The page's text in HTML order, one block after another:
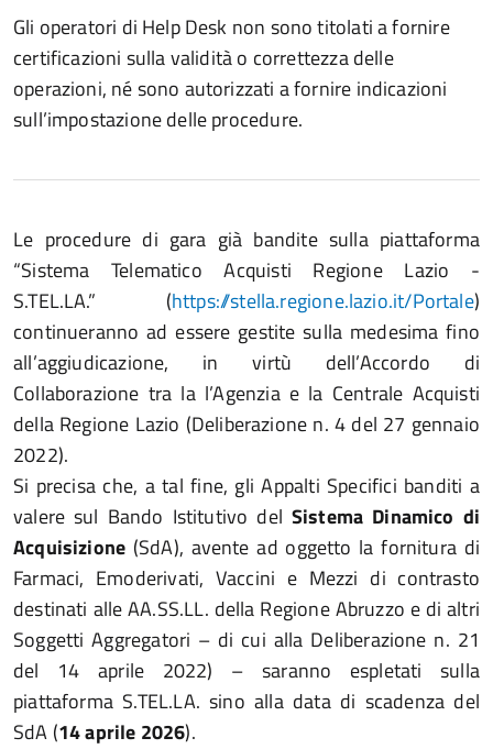
Gli operatori di Help Desk non sono titolati a fornire
certificazioni sulla validità o correttezza delle
operazioni, né sono autorizzati a fornire indicazioni
sull’impostazione delle procedure.
Le procedure di gara già bandite sulla piattaforma
“Sistema Telematico Acquisti Regione Lazio -
S.TEL.LA.” (https://stella.regione.lazio.it/Portale)
continueranno ad essere gestite sulla medesima fino
all’aggiudicazione, in virtù dell’Accordo di
Collaborazione tra la l’Agenzia e la Centrale Acquisti
della Regione Lazio (Deliberazione n. 4 del 27 gennaio
2022).
Si precisa che, a tal fine, gli Appalti Specifici banditi a
valere sul Bando Istitutivo del Sistema Dinamico di
Acquisizione (SdA), avente ad oggetto la fornitura di
Farmaci, Emoderivati, Vaccini e Mezzi di contrasto
destinati alle AA.SS.LL. della Regione Abruzzo e di altri
Soggetti Aggregatori – di cui alla Deliberazione n. 21
del 14 aprile 2022) – saranno espletati sulla
piattaforma S.TEL.LA. sino alla data di scadenza del
SdA (14 aprile 2026).